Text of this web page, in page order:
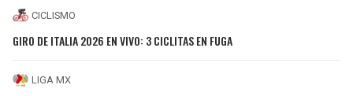
CICLISMO
GIRO DE ITALIA 2026 EN VIVO: 3 CICLITAS EN FUGA
LIGA MX